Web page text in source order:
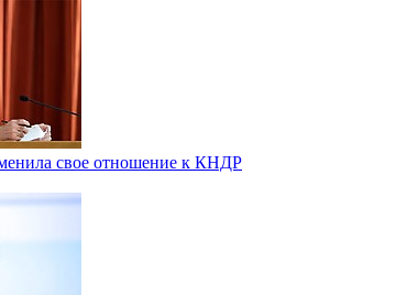
свое отношение к КНДР